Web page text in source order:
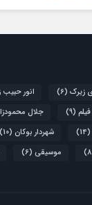
زیرک (6) انور حبیب
(9) جلال
(14) شهردار بوکان (10)
موسیقی (6)